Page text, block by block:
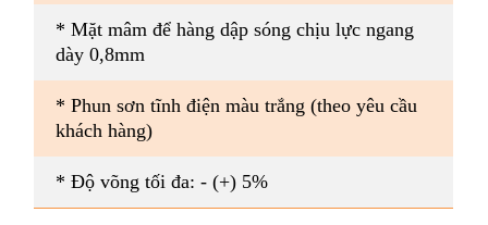
* Mặt mâm để hàng dập sóng chịu lực ngang
dày 0,8mm
* Phun sơn tĩnh điện màu trắng (theo yêu cầu
khách hàng)
* Độ võng tối đa: - (+) 5%